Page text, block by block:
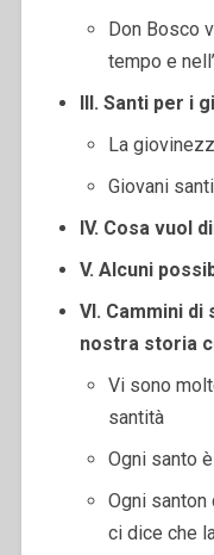
Don Bosco
tempo e
III. Santi per i
La
Giovani
IV. Cosa vuol
V. Alcuni
VI. Cammini
nostra storia
Vi sono
santità
Ogni santo
Ogni santon
ci dice che